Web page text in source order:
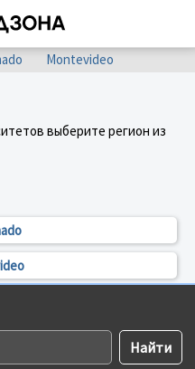
Montevideo
выберите регион из